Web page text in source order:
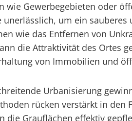
wie Gewerbegebieten oder
um ein
wie das Entfernen von
die Attraktivität des
von Immobilien und
Urbanisierung
rücken verstärkt in den
die Grauflächen effektiv